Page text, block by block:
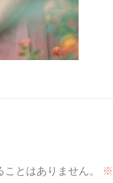
とはありません。 ※